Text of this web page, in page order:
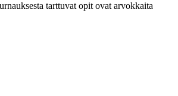
tarttuvat opit ovat arvokkaita